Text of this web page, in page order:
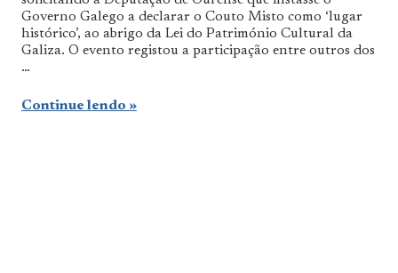
Governo Galego a declarar o Couto Misto como ‘lugar
histórico’, ao abrigo da Lei do Património Cultural da
Galiza. O evento registou a participação entre outros dos
…
Continue lendo